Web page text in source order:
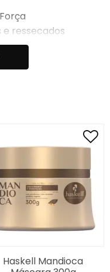
ressecados
laureth sulfate,
parfum,
7,
panthenol, disodium
root fiber, sodium
chloride, hexyl
benzoic acid,
chloride, glycerin,
Haskell Mandioca